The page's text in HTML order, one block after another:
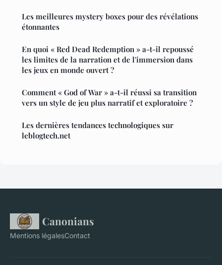
Les meilleures mystery boxes pour des révélations
étonnantes
En quoi « Red Dead Redemption » a-t-il repoussé
les limites de la narration et de l'immersion dans
les jeux en monde ouvert ?
Comment « God of War » a-t-il réussi sa transition
vers un style de jeu plus narratif et exploratoire ?
Les dernières tendances technologiques sur
leblogtech.net
Canonians
Mentions légalesContact